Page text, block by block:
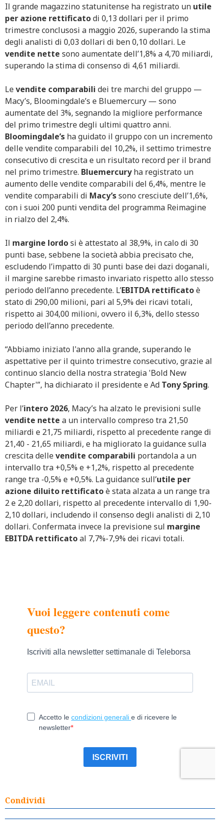
Il grande magazzino statunitense ha registrato un utile
per azione rettificatodi 0,13 dollari per il primo
trimestre conclusosi a maggio 2026, superando la stima
degli analisti di 0,03 dollari di ben 0,10 dollari. Le
vendite nette sono aumentate dell’1,8% a 4,70 miliardi,
superando la stima di consenso di 4,61 miliardi.
Levendite comparabili dei tre marchi del gruppo —
Macy’s, Bloomingdale’s e Bluemercury — sono
aumentate del 3%, segnando la migliore performance
del primo trimestre degli ultimi quattro anni.
Bloomingdale’s ha guidato il gruppo con un incremento
delle vendite comparabili del 10,2%, il settimo trimestre
consecutivo di crescita e un risultato record per il brand
nel primo trimestre. Bluemercuryha registrato un
aumento delle vendite comparabili del 6,4%, mentre le
vendite comparabili di Macy’ssono cresciute dell’1,6%,
con i suoi 200 punti vendita del programma Reimagine
in rialzo del 2,4%.
Il margine lordosi è attestato al 38,9%, in calo di 30
punti base, sebbene la società abbia precisato che,
escludendo l’impatto di 30 punti base dei dazi doganali,
il margine sarebbe rimasto invariato rispetto allo stesso
periodo dell’anno precedente. L’EBITDA rettificatoè
stato di 290,00 milioni, pari al 5,9% dei ricavi totali,
rispetto ai 304,00 milioni, ovvero il 6,3%, dello stesso
periodo dell’anno precedente.
“Abbiamo iniziato l'anno alla grande, superando le
aspettative per il quinto trimestre consecutivo, grazie al
continuo slancio della nostra strategia 'Bold New
Chapter'”, ha dichiarato il presidente e Ad Tony Spring.
Per l’intero 2026, Macy’s ha alzato le previsioni sulle
vendite nette a un intervallo compreso tra 21,50
miliardi e 21,75 miliardi, rispetto al precedente range di
21,40 - 21,65 miliardi, e ha migliorato la guidance sulla
crescita dellevendite comparabili portandola a un
intervallo tra +0,5% e +1,2%, rispetto al precedente
range tra -0,5% e +0,5%. La guidance sull’utile per
azione diluito rettificatoè stata alzata a un range tra
2 e 2,20 dollari, rispetto al precedente intervallo di 1,90-
2,10 dollari, includendo il consenso degli analisti di 2,10
dollari. Confermata invece la previsione sul margine
EBITDA rettificatoal 7,7%-7,9% dei ricavi totali.
Condividi